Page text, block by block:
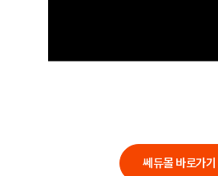
쎄듀몰 바로가기